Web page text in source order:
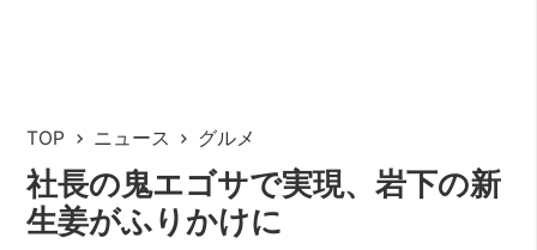
TOP ニュース グルメ
社長の鬼エゴサで実現、岩下の新
生姜がふりかけに